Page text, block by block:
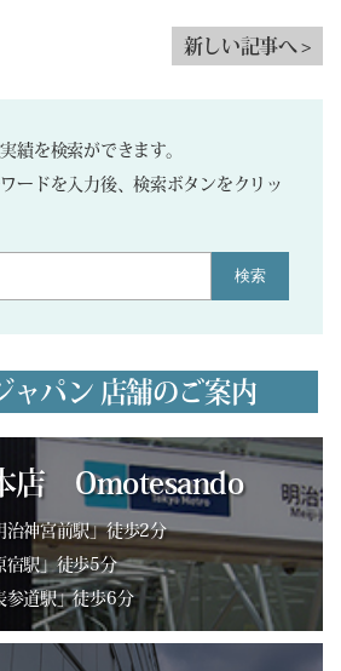
新しい記事へ >
績を検索ができます。
ードを入力後、検索ボタンをクリッ
検索
ャパン 店舗のご案内
店 Omotesando
治神宮前駅」徒歩2分
宿駅」徒歩5分
参道駅」徒歩6分